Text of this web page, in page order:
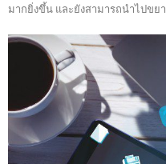
มากยิ่งขึ้น และยังสามารถนำไปข